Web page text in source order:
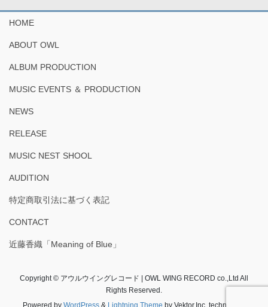
HOME
ABOUT OWL
ALBUM PRODUCTION
MUSIC EVENTS ＆ PRODUCTION
NEWS
RELEASE
MUSIC NEST SHOOL
AUDITION
特定商取引法に基づく表記
CONTACT
近藤香織「Meaning of Blue」
Copyright © アウルウイングレコード | OWL WING RECORD co.,Ltd All
Rights Reserved.